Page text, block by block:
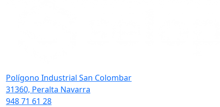
Polígono Industrial San Colombar
31360, Peralta Navarra
948 71 61 28